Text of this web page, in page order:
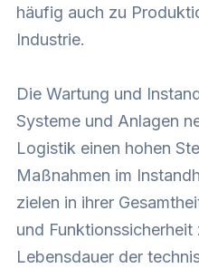
häufig auch zu
Industrie.
Die Wartung und
Systeme und Anlagen
Logistik einen hohen
Maßnahmen im
zielen in ihrer
und
Lebensdauer der